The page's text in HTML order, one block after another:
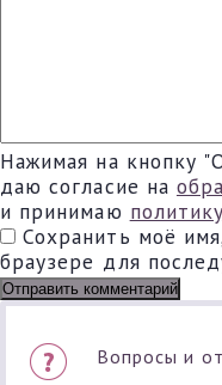
Нажимая на кнопку
даю согласие на
и принимаю
Сохранить моё
браузере для
Вопросы и